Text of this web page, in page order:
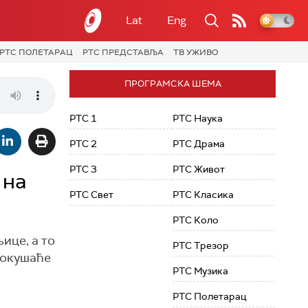
Lat Eng
РТС ПОЛЕТАРАЦ РТС ПРЕДСТАВЉА ТВ УЖИВО
а то
ПРОГРАМСКА ШЕМА
РТС 1
РТС 2
РТС 3
РТС Свет
РТС Наука
РТС Драма
РТС Живот
РТС Класика
РТС Коло
РТС Трезор
РТС Музика
РТС Полетарац